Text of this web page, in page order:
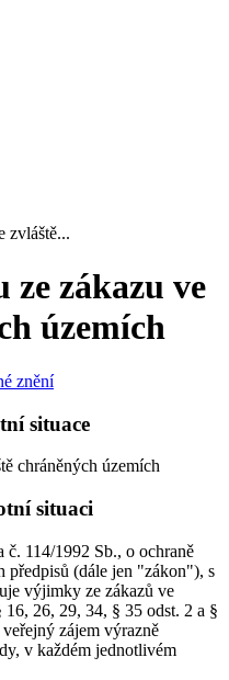
zvláště...
zákazu ve
územích
znění
situace
chráněných územích
situaci
č. 114/1992 Sb., o ochraně
předpisů (dále jen "zákon"), s
výjimky ze zákazů ve
26, 29, 34, § 35 odst. 2 a §
zájem výrazně
v každém jednotlivém